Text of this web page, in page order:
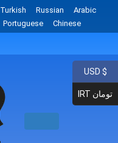
Turkish Russian
Arabic
Portuguese Chinese
USD $
IRT تومان